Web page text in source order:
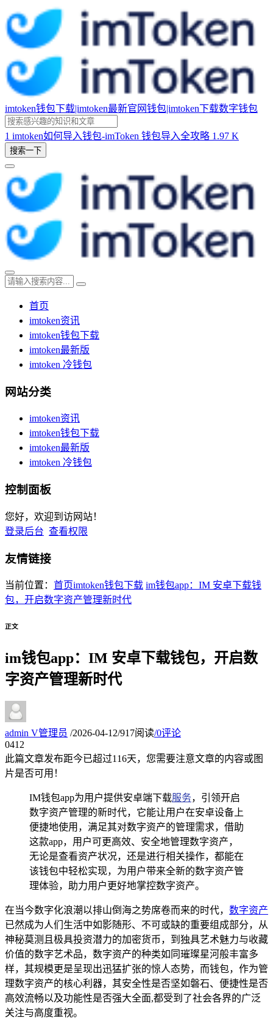
imtoken钱包下载|imtoken最新官网钱包|imtoken下载数字钱包
1 imtoken如何导入钱包-imToken 钱包导入全攻略 1.97 K
搜索一下
首页
imtoken资讯
imtoken钱包下载
imtoken最新版
imtoken 冷钱包
网站分类
imtoken资讯
imtoken钱包下载
imtoken最新版
imtoken 冷钱包
控制面板
您好，欢迎到访网站！
登录后台 查看权限
友情链接
当前位置： 首页imtoken钱包下载 im钱包app：IM 安卓下载钱
包，开启数字资产管理新时代
正文
im钱包app：IM 安卓下载钱包，开启数
字资产管理新时代
admin V管理员 /2026-04-12/917阅读/0评论
0412
此篇文章发布距今已超过116天，您需要注意文章的内容或图
片是否可用！
IM钱包app为用户提供安卓端下载服务，引领开启
数字资产管理的新时代，它能让用户在安卓设备上
便捷地使用，满足其对数字资产的管理需求，借助
这款app，用户可更高效、安全地管理数字资产，
无论是查看资产状况，还是进行相关操作，都能在
该钱包中轻松实现，为用户带来全新的数字资产管
理体验，助力用户更好地掌控数字资产。
在当今数字化浪潮以排山倒海之势席卷而来的时代， 数字资产
已然成为人们生活中如影随形、不可或缺的重要组成部分，从
神秘莫测且极具投资潜力的加密货币，到独具艺术魅力与收藏
价值的数字艺术品，数字资产的种类如同璀璨星河般丰富多
样，其规模更是呈现出迅猛扩张的惊人态势，而钱包，作为管
理数字资产的核心利器，其安全性是否坚如磐石、便捷性是否
高效流畅以及功能性是否强大全面,都受到了社会各界的广泛
关注与高度重视。